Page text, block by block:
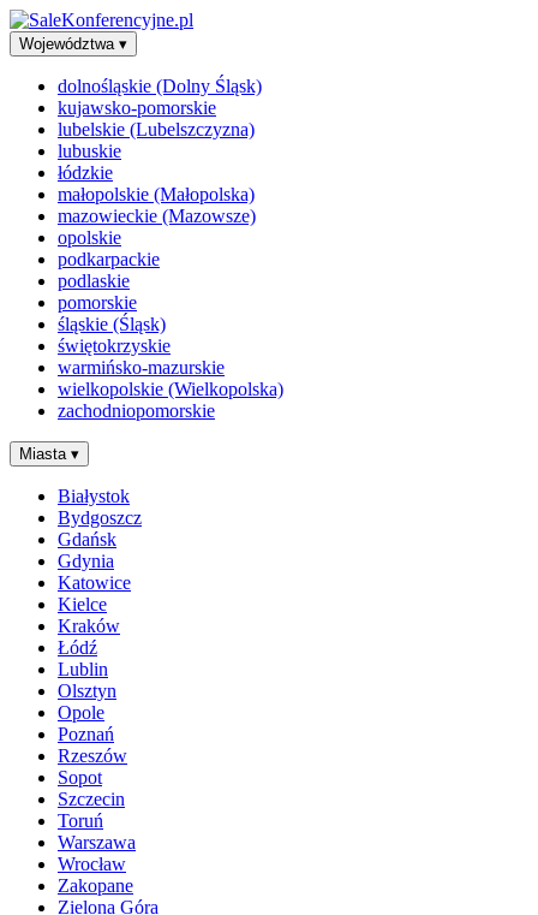
Województwa ▾
dolnośląskie (Dolny Śląsk)
kujawsko-pomorskie
lubelskie (Lubelszczyzna)
lubuskie
łódzkie
małopolskie (Małopolska)
mazowieckie (Mazowsze)
opolskie
podkarpackie
podlaskie
pomorskie
śląskie (Śląsk)
świętokrzyskie
warmińsko-mazurskie
wielkopolskie (Wielkopolska)
zachodniopomorskie
Miasta ▾
Białystok
Bydgoszcz
Gdańsk
Gdynia
Katowice
Kielce
Kraków
Łódź
Lublin
Olsztyn
Opole
Poznań
Rzeszów
Sopot
Szczecin
Toruń
Warszawa
Wrocław
Zakopane
Zielona Góra